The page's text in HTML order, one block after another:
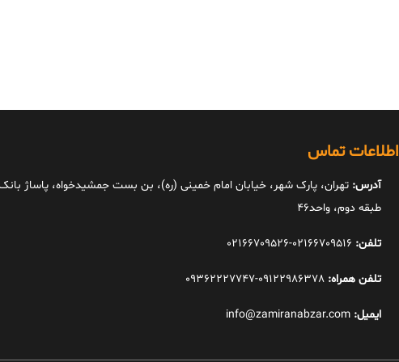
اطلاعات تماس
آدرس: تهران، پارک شهر، خیابان امام خمینی (ره)، بن بست جمشیدخواه، پاساژ بانک
طبقه دوم، واحد46
تلفن:
تلفن همراه: 09122986378-09362227747
ایمیل: